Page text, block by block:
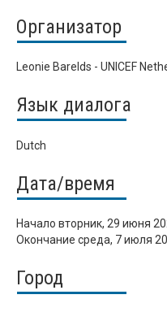
Организатор
Leonie Barelds - UNICEF
Язык диалога
Dutch
Дата/время
Начало вторник, 29 июня
Окончание среда, 7 июля
Город